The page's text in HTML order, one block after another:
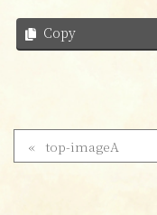
Copy
top-imageA